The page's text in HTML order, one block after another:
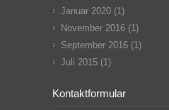
Januar 2020 (1)
November 2016 (1)
September 2016 (1)
Juli 2015 (1)
Kontaktformular